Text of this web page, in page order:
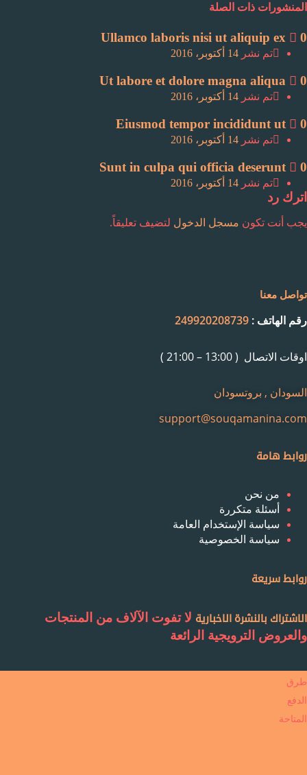
المنشورات ذات الصلة
Ullamco laboris nisi ut aliquip ex 0
تم نشر على
14 أكتوبر، 2016
Ut labore et dolore magna aliqua 0
تم نشر على
14 أكتوبر، 2016
Eiusmod tempor incididunt ut 0
تم نشر على
14 أكتوبر، 2016
Sunt in culpa qui officia deserunt 0
تم نشر على
14 أكتوبر، 2016
اترك رد
يجب أنت تكون مسجل الدخول لتضيف تعليقاً.
تواصل معنا
رقم الهاتف : 249920208739
اوقات الاتصال ( 13:00 – 21:00 )
السودان , بروتسودان
support@souqamanina.com
روابط هامة
من نحن
أسئلة متكررة
سياسة الإستخدام العامة
سياسة الخصوصية
روابط سريعة
الاشتراك بالنشرة الاخبارية لا تفوت الآلاف من المنتجات
والعروض الترويجية الرائعة
طرق
الدفع
المتاحة